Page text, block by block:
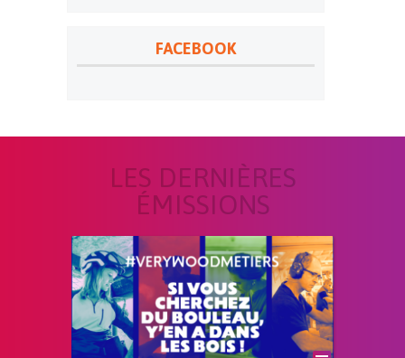
FACEBOOK
LES DERNIÈRES
ÉMISSIONS